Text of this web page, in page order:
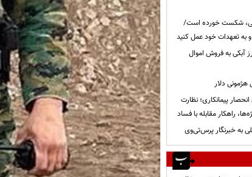
شکست خورده است/
و به تعهدات خود عمل کنید
آبکی به فروش اموال
هژمونی دلار
پیمانکاری؛ نظارت
راهکار مقابله با فساد
به خبرنگار پرس‌تی‌وی